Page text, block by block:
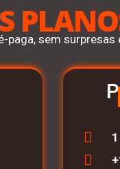
sem surpresas